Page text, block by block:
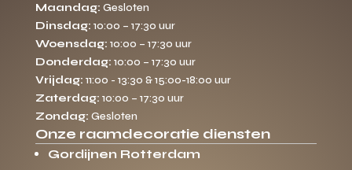
Maandag: Gesloten
Dinsdag: 10:00 – 17:30 uur
Woensdag: 10:00 – 17:30 uur
Donderdag: 10:00 – 17:30 uur
Vrijdag: 11:00 - 13:30 & 15:00-18:00 uur
Zaterdag: 10:00 – 17:30 uur
Zondag: Gesloten
Onze raamdecoratie diensten
Gordijnen Rotterdam